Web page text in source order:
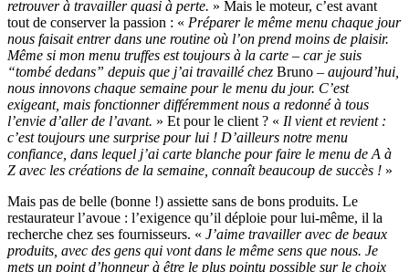
retrouver à travailler quasi à perte. » Mais le moteur, c’est avant
tout de conserver la passion : « Préparer le même menu chaque jour
nous faisait entrer dans une routine où l’on prend moins de plaisir.
Même si mon menu truffes est toujours à la carte – car je suis
“tombé dedans” depuis que j’ai travaillé chez Bruno – aujourd’hui,
nous innovons chaque semaine pour le menu du jour. C’est
exigeant, mais fonctionner différemment nous a redonné à tous
l’envie d’aller de l’avant. » Et pour le client ? « Il vient et revient :
c’est toujours une surprise pour lui ! D’ailleurs notre menu
confiance, dans lequel j’ai carte blanche pour faire le menu de A à
Z avec les créations de la semaine, connaît beaucoup de succès ! »
Mais pas de belle (bonne !) assiette sans de bons produits. Le
restaurateur l’avoue : l’exigence qu’il déploie pour lui-même, il la
recherche chez ses fournisseurs. « J’aime travailler avec de beaux
produits, avec des gens qui vont dans le même sens que nous. Je
mets un point d’honneur à être le plus pointu possible sur le choix